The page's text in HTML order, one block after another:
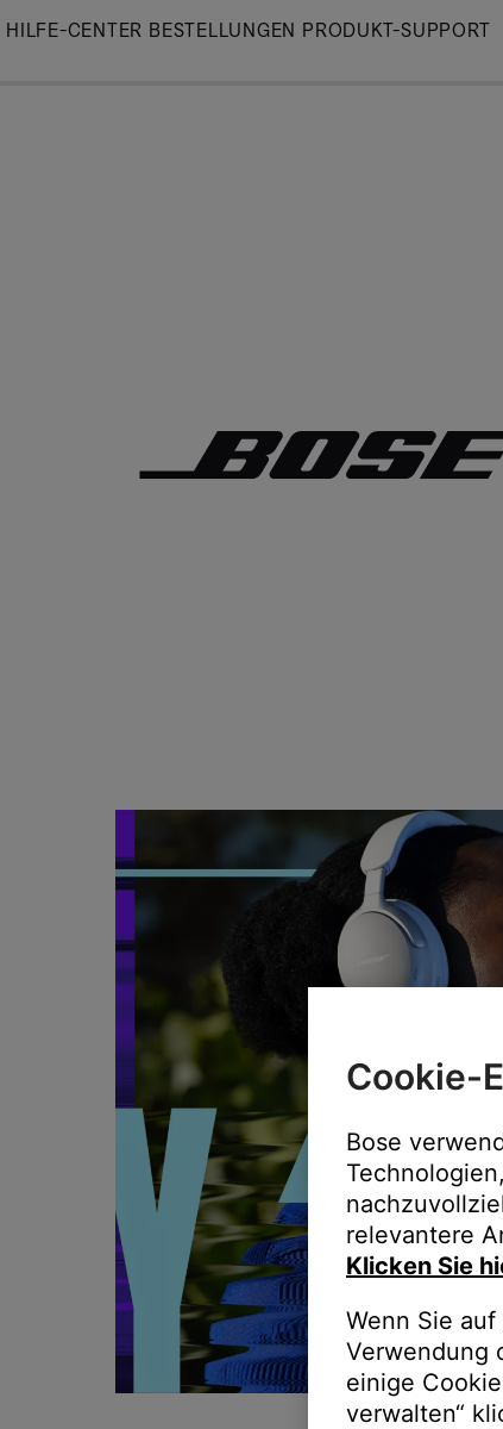
Skip
HILFE-CENTER BESTELLUNGEN PRODUKT-SUPPORT
Cookie-
Bose
relevantere
Klicken Sie
Wenn Sie
Verwendung
einige
verwalten“